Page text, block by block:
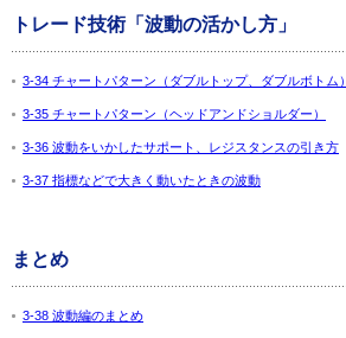
トレード技術「波動の活かし方」
3-34 チャートパターン（ダブルトップ、ダブルボトム）
3-35 チャートパターン（ヘッドアンドショルダー）
3-36 波動をいかしたサポート、レジスタンスの引き方
3-37 指標などで大きく動いたときの波動
まとめ
3-38 波動編のまとめ